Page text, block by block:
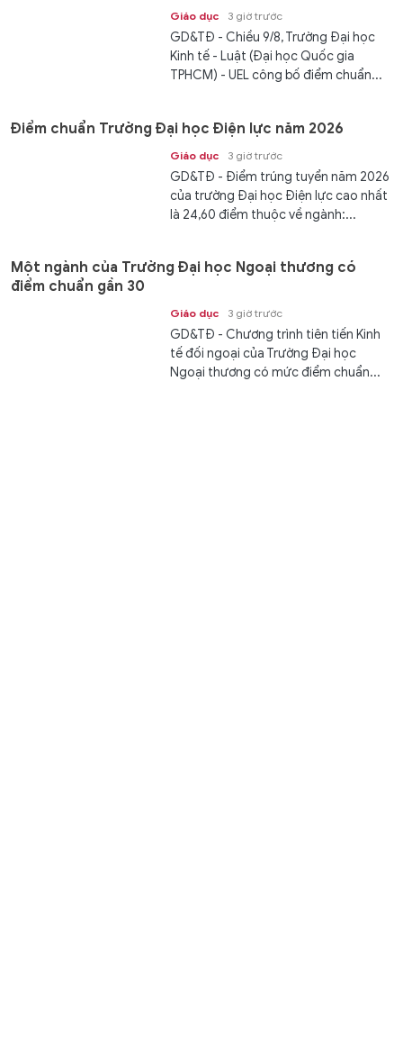
Giáo dục 3 giờ trước
GD&TĐ - Chiều 9/8, Trường Đại học
Kinh tế - Luật (Đại học Quốc gia
TPHCM) - UEL công bố điểm chuẩn...
Điểm chuẩn Trường Đại học Điện lực năm 2026
Giáo dục 3 giờ trước
GD&TĐ - Điểm trúng tuyển năm 2026
của trường Đại học Điện lực cao nhất
là 24,60 điểm thuộc về ngành:...
Một ngành của Trường Đại học Ngoại thương có
điểm chuẩn gần 30
Giáo dục 3 giờ trước
GD&TĐ - Chương trình tiên tiến Kinh
tế đối ngoại của Trường Đại học
Ngoại thương có mức điểm chuẩn...